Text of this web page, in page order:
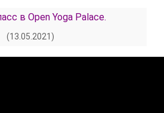
в Open Yoga Palace.
(13.05.2021)